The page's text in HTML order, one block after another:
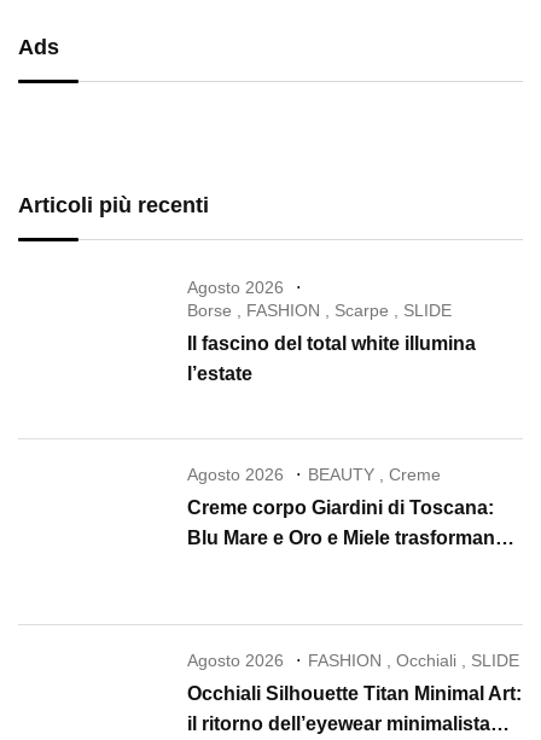
Ads
Articoli più recenti
Agosto 2026
Borse
FASHION Scarpe SLIDE
Il fascino del total white illumina
l’estate
Agosto 2026 BEAUTY ,Creme
Creme corpo Giardini di Toscana:
Blu Mare e Oro e Miele trasformano
Agosto 2026 FASHION ,Occhiali , SLIDE
Occhiali Silhouette Titan Minimal Art:
il ritorno dell’eyewear minimalista